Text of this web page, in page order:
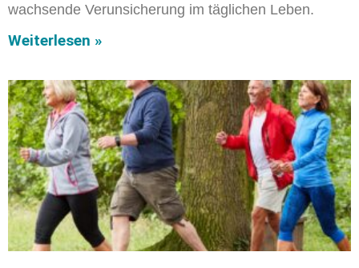
wachsende Verunsicherung im täglichen Leben.
Weiterlesen »